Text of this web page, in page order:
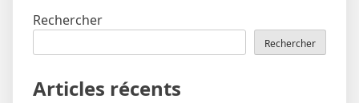
Rechercher
Rechercher
Articles récents